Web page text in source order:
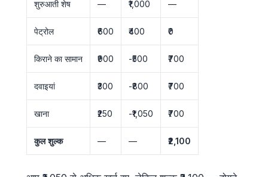
शुरुआती शेष — ₹1,000 —
पेट्रोल ₹600 ₹400 ₹0
किराने का सामान ₹900 -₹500 ₹700
दवाइयां ₹300 -₹800 ₹700
खाना ₹250 -₹1,050 ₹700
कुल शुल्क — — ₹2,100